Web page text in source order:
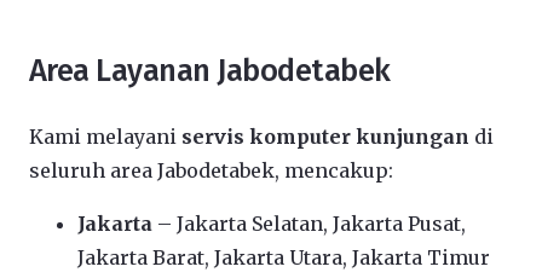
Area Layanan Jabodetabek
Kami melayani servis komputer kunjungan di
seluruh area Jabodetabek, mencakup:
Jakarta – Jakarta Selatan, Jakarta Pusat,
Jakarta Barat, Jakarta Utara, Jakarta Timur